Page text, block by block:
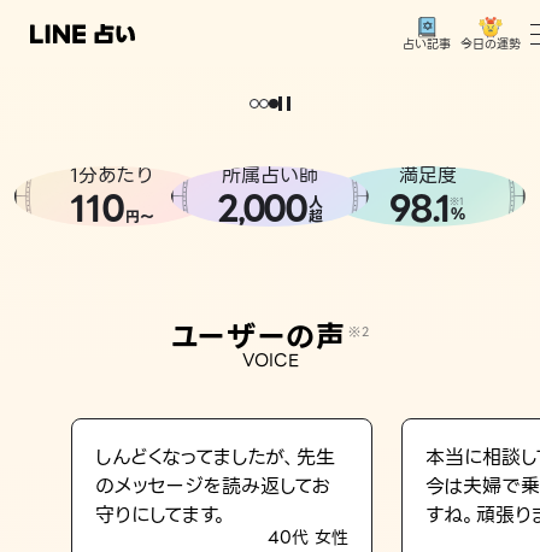
占い記事 今日の運勢
相談事例
1分あたり
110円〜
所属占い師
2,000人
超
満足度
98.1※1
%
ユーザーの声 ※2
VOICE
しんどくなってましたが、先生
のメッセージを読み返してお
守りにしてます。
40代 女性
本当に相談し
今は夫婦で
すね。頑張り